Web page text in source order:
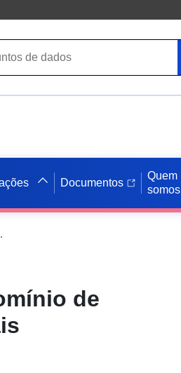
Documentos
Quem
somos
relativa ao ecrã verde em Languedoc-Roussillon (2015)
de